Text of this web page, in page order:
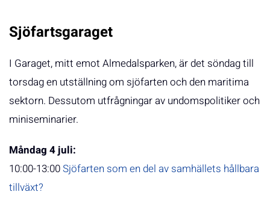
Sjöfartsgaraget
I Garaget, mitt emot Almedalsparken, är det söndag till
torsdag en utställning om sjöfarten och den maritima
sektorn. Dessutom utfrågningar av undomspolitiker och
miniseminarier.
Måndag 4 juli:
10:00-13:00Sjöfarten som en del av samhällets hållbara
tillväxt?